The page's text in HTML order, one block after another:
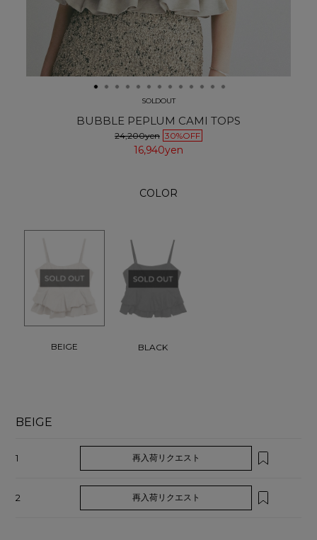
SOLDOUT
BUBBLE PEPLUM CAMI TOPS
24,200yen 30%OFF
16,940yen
COLOR
BEIGE BLACK
BEIGE
1 再入荷リクエスト
2 再入荷リクエスト